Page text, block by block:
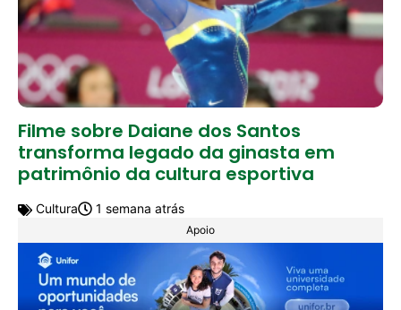
Filme sobre Daiane dos Santos
transforma legado da ginasta em
patrimônio da cultura esportiva
Cultura 1 semana atrás
Apoio